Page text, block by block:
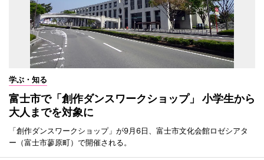
学ぶ・知る
富士市で「創作ダンスワークショップ」 小学生から
大人までを対象に
「創作ダンスワークショップ」が9月6日、富士市文化会館ロゼシアタ
ー（富士市蓼原町）で開催される。